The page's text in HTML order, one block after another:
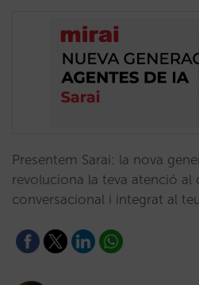
Presentem Sarai: la nova
revoluciona la teva atenció al
conversacional i integrat al